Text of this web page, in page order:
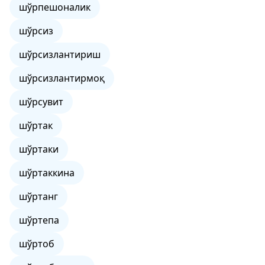
шўрпешоналик
шўрсиз
шўрсизлантириш
шўрсизлантирмоқ
шўрсувит
шўртак
шўртаки
шўртаккина
шўртанг
шўртепа
шўртоб